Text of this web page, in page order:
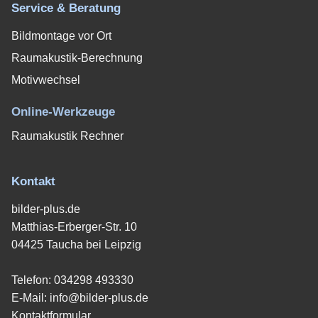
Service & Beratung
Bildmontage vor Ort
Raumakustik-Berechnung
Motivwechsel
Online-Werkzeuge
Raumakustik Rechner
Kontakt
bilder-plus.de
Matthias-Erberger-Str. 10
04425 Taucha bei Leipzig
Telefon: 034298 493330
E-Mail: info@bilder-plus.de
Kontaktformular